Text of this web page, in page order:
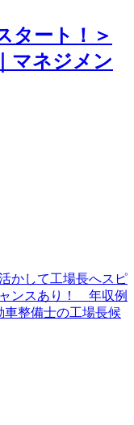
タート！＞
マネジメン